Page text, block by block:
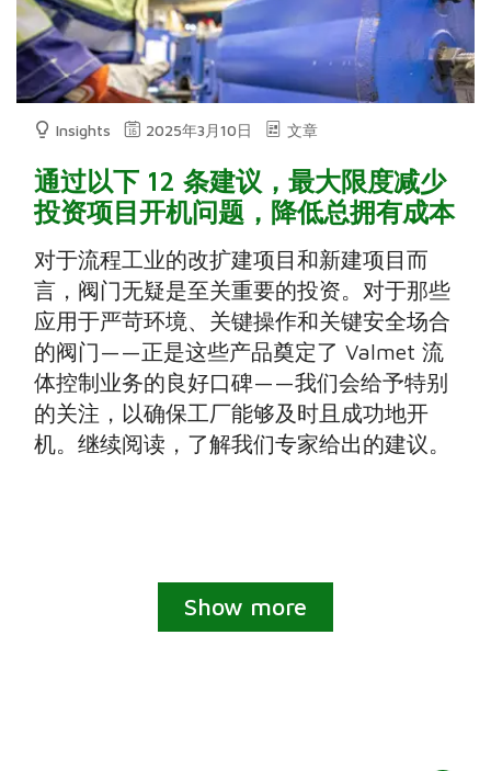
Insights 2025年3月10日 文章
通过以下 12 条建议，最大限度减少
投资项目开机问题，降低总拥有成本
对于流程工业的改扩建项目和新建项目而
言，阀门无疑是至关重要的投资。对于那些
应用于严苛环境、关键操作和关键安全场合
的阀门——正是这些产品奠定了 Valmet 流
体控制业务的良好口碑——我们会给予特别
的关注，以确保工厂能够及时且成功地开
机。继续阅读，了解我们专家给出的建议。
Show more